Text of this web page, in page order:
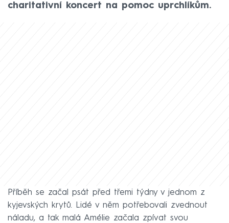
charitativní koncert na pomoc uprchlíkům.
Příběh se začal psát před třemi týdny v jednom z
kyjevských krytů. Lidé v něm potřebovali zvednout
náladu, a tak malá Amélie začala zpívat svou